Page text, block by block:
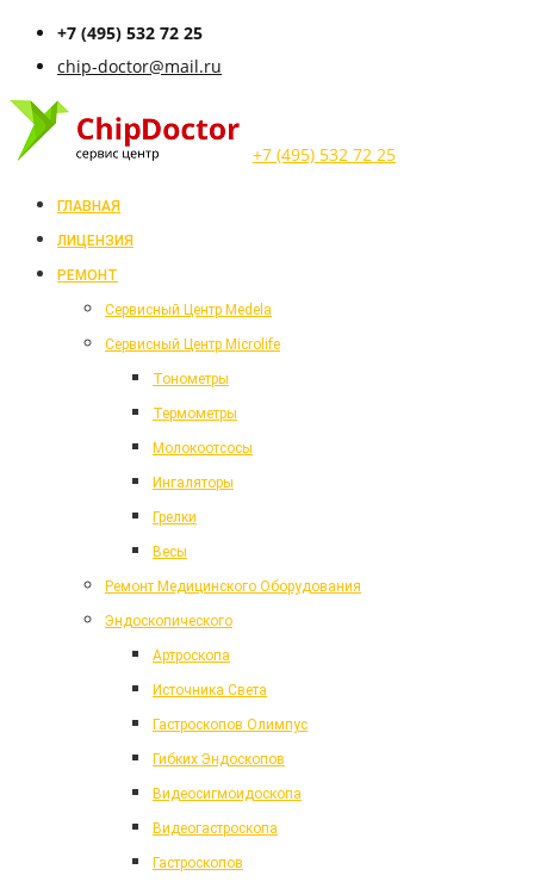
+7 (495) 532 72 25
chip-doctor@mail.ru
+7 (495) 532 72 25
ГЛАВНАЯ
ЛИЦЕНЗИЯ
РЕМОНТ
Cервисный Центр Medela
Cервисный Центр Microlife
Тонометры
Термометры
Молокоотсосы
Ингаляторы
Грелки
Весы
Ремонт Медицинского Оборудования
Эндоскопического
Артроскопа
Источника Света
Гастроскопов Олимпус
Гибких Эндоскопов
Видеосигмоидоскопа
Видеогастроскопа
Гастроскопов